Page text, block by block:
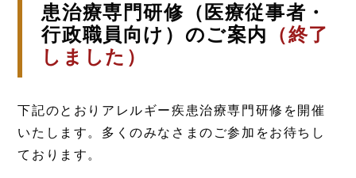
患治療専門研修（医療従事者・
行政職員向け）のご案内
（終了
しました）
下記のとおりアレルギー疾患治療専門研修を開催
いたします。多くのみなさまのご参加をお待ちし
ております。